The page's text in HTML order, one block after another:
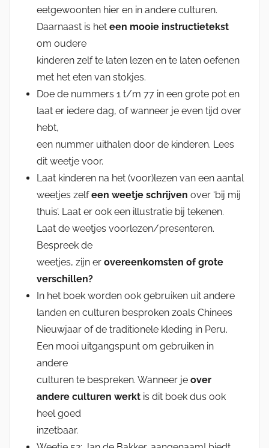
eetgewoonten hier en in andere culturen.
Daarnaast is het een mooie instructietekst
om oudere
kinderen zelf te laten lezen en te laten oefenen
met het eten van stokjes.
Doe de nummers 1 t/m 77 in een grote pot en
laat er iedere dag, of wanneer je even tijd over
hebt,
een nummer uithalen door de kinderen. Lees
dit weetje voor.
Laat kinderen na het (voor)lezen van een aantal
weetjes zelfeen weetje schrijven over ‘bij mij
thuis’. Laat er ook een illustratie bij tekenen.
Laat de weetjes voorlezen/presenteren.
Bespreek de
weetjes, zijn er overeenkomsten of grote
verschillen?
In het boek worden ook gebruiken uit andere
landen en culturen besproken zoals Chinees
Nieuwjaar of de traditionele kleding in Peru.
Een mooi uitgangspunt om gebruiken in
andere
culturen te bespreken. Wanneer je over
andere culturen werkt is dit boek dus ook
heel goed
inzetbaar.